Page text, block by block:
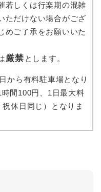
若しくは行楽期の混雑
ただけない場合がござ
めご了承をお願いいた
厳禁 とします。
から有料駐車場となり
間100円、1日最大料
休日同じ）となりま